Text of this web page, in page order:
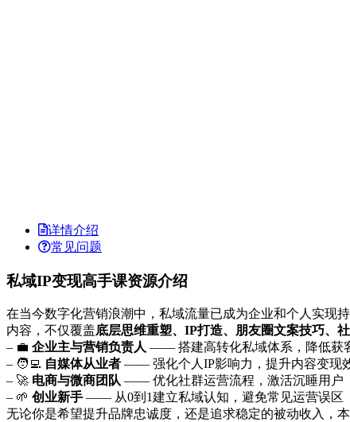
详情介绍
常见问题
私域IP变现高手课资源介绍
在当今数字化营销浪潮中，私域流量已成为企业和个人实现
内容，不仅覆盖底层思维重塑、IP打造、朋友圈文案技巧、
– 💼 企业主与营销负责人 —— 搭建高转化私域体系，降低获
– 🧑‍💻 自媒体从业者 —— 强化个人IP影响力，提升内容变现
– 🚀 电商与微商团队 —— 优化社群运营流程，激活沉睡用户
– 🌱 创业新手 —— 从0到1建立私域认知，避免常见运营误区
无论你是希望提升品牌忠诚度，还是追求稳定的被动收入，